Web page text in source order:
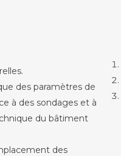
des paramètres de
à des sondages et à
du bâtiment
des